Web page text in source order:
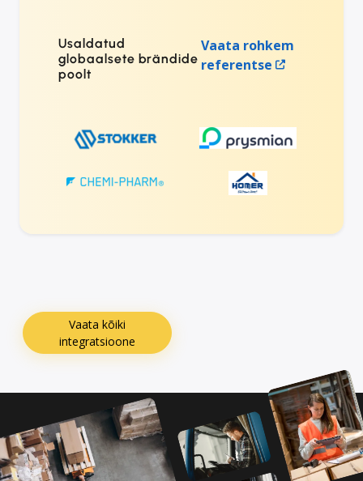
Usaldatud
globaalsete brändide
poolt
Vaata rohkem
referentse
Vaata kõiki
integratsioone